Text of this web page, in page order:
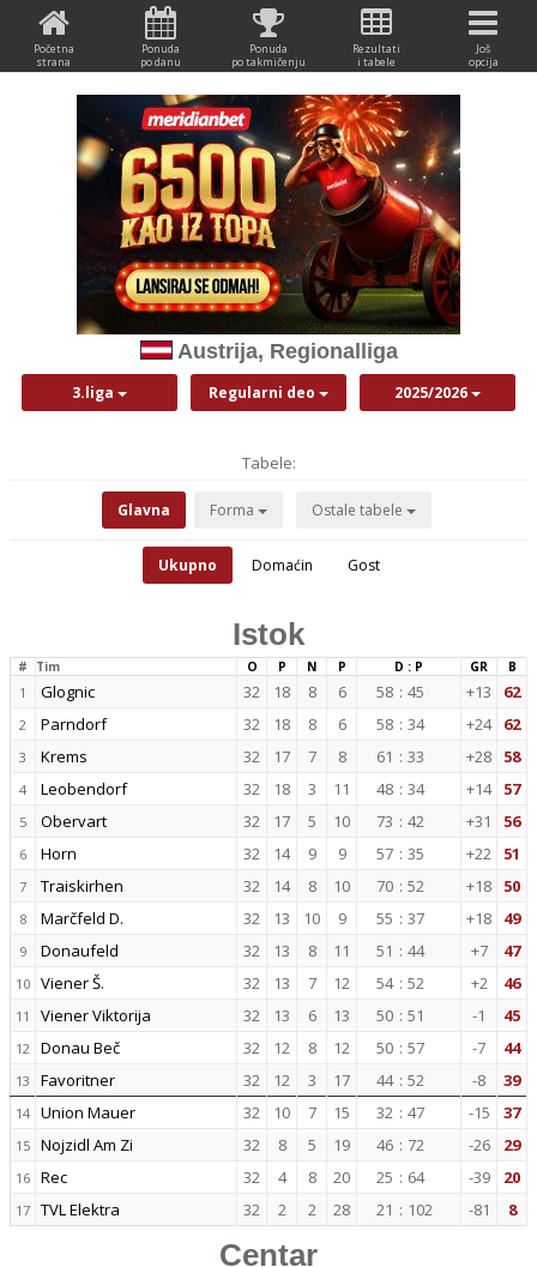
Početna
strana
Ponuda
po danu
Ponuda
po takmičenju
Rezultati
i tabele
Još
opcija
Austrija, Regionalliga
3.liga Regularni deo 2025/2026
Tabele:
Glavna Forma Ostale tabele
Ukupno Domaćin Gost
Istok
# Tim O P N P D : P GR B
1 Glognic 32 18 8 6 58 : 45 +13 62
2 Parndorf 32 18 8 6 58 : 34 +24 62
3 Krems 32 17 7 8 61 : 33 +28 58
4 Leobendorf 32 18 3 11 48 : 34 +14 57
5 Obervart 32 17 5 10 73 : 42 +31 56
6 Horn 32 14 9 9 57 : 35 +22 51
7 Traiskirhen 32 14 8 10 70 : 52 +18 50
8 Marčfeld D. 32 13 10 9 55 : 37 +18 49
9 Donaufeld 32 13 8 11 51 : 44 +7 47
10 Viener Š. 32 13 7 12 54 : 52 +2 46
11 Viener Viktorija 32 13 6 13 50 : 51 -1 45
12 Donau Beč 32 12 8 12 50 : 57 -7 44
13 Favoritner 32 12 3 17 44 : 52 -8 39
14 Union Mauer 32 10 7 15 32 : 47 -15 37
15 Nojzidl Am Zi 32 8 5 19 46 : 72 -26 29
16 Rec 32 4 8 20 25 : 64 -39 20
17 TVL Elektra 32 2 2 28 21 : 102 -81 8
Centar